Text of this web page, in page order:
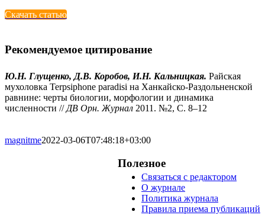
Скачать статью
Рекомендуемое цитирование
Ю.Н. Глущенко, Д.В. Коробов, И.Н. Кальницкая. Райская
мухоловка Terpsiphone paradisi на Ханкайско-Раздольненской
равнине: черты биологии, морфологии и динамика
численности // ДВ Орн. Журнал 2011. №2, С. 8–12
magnitme2022-03-06T07:48:18+03:00
Полезное
Связаться с редактором
О журнале
Политика журнала
Правила приема публикаций